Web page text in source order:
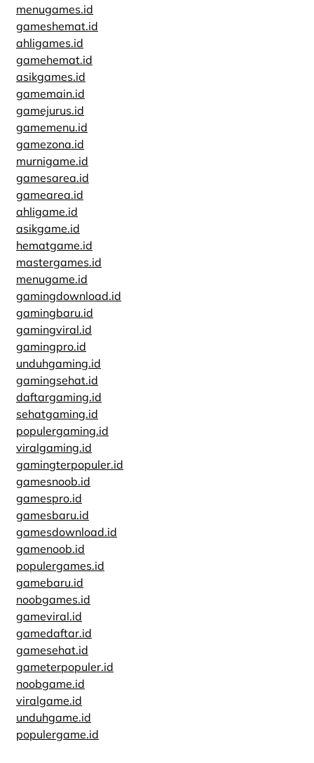
menugames.id
gameshemat.id
ahligames.id
gamehemat.id
asikgames.id
gamemain.id
gamejurus.id
gamemenu.id
gamezona.id
murnigame.id
gamesarea.id
gamearea.id
ahligame.id
asikgame.id
hematgame.id
mastergames.id
menugame.id
gamingdownload.id
gamingbaru.id
gamingviral.id
gamingpro.id
unduhgaming.id
gamingsehat.id
daftargaming.id
sehatgaming.id
populergaming.id
viralgaming.id
gamingterpopuler.id
gamesnoob.id
gamespro.id
gamesbaru.id
gamesdownload.id
gamenoob.id
populergames.id
gamebaru.id
noobgames.id
gameviral.id
gamedaftar.id
gamesehat.id
gameterpopuler.id
noobgame.id
viralgame.id
unduhgame.id
populergame.id